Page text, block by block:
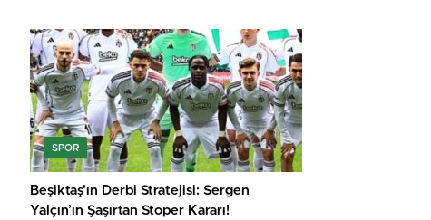
SPOR
Beşiktaş’ın Derbi Stratejisi: Sergen
Yalçın’ın Şaşırtan Stoper Kararı!